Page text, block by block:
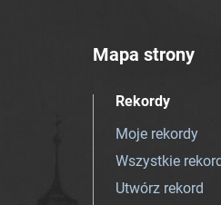
Mapa strony
Rekordy
Moje rekordy
Wszystkie
Utwórz rekord